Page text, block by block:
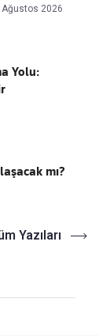
Ağustos 2026
Yolu:
mı?
Yazıları